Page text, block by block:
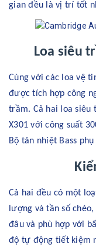
gian đều là vị trí tốt
Loa siêu
Cùng với các loa vệ
được tích hợp công
trầm. Cả hai loa siêu
X301 với công suất
Bộ tản nhiệt Bass
Cả hai đều có một
lượng và tần số
đâu và phù hợp với
độ tự động tiết kiệm